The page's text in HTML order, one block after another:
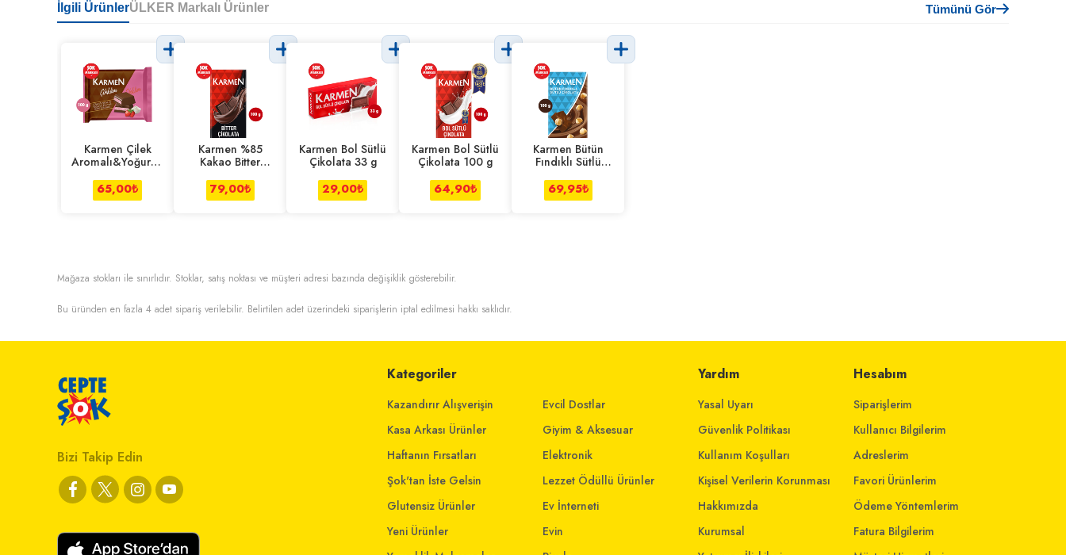
İlgili ÜrünlerÜLKER Markalı Ürünler Tümünü Gör
Karmen Çilek
Aromalı&Yoğurtlu
100 g
65,00₺
Karmen %85
Kakao Bitter
79,00₺
Karmen Bol Sütlü
Çikolata 33 g
29,00₺
Karmen Bol Sütlü
Çikolata 100 g
64,90₺
Karmen Bütün
Fındıklı Sütlü
69,95₺
Mağaza stokları ile sınırlıdır. Stoklar, satış noktası ve müşteri adresi bazında değişiklik gösterebilir.
Bu üründen en fazla 4 adet sipariş verilebilir. Belirtilen adet üzerindeki siparişlerin iptal edilmesi hakkı saklıdır.
Bizi Takip Edin
Kategoriler
Kazandırır Alışverişin
Kasa Arkası Ürünler
Haftanın Fırsatları
Şok'tan İste Gelsin
Glutensiz Ürünler
Yeni Ürünler
Evcil Dostlar
Giyim & Aksesuar
Elektronik
Lezzet Ödüllü Ürünler
Ev İnterneti
Evin
Yardım
Yasal Uyarı
Güvenlik Politikası
Kullanım Koşulları
Kişisel Verilerin Korunması
Hakkımızda
Kurumsal
Hesabım
Siparişlerim
Kullanıcı Bilgilerim
Adreslerim
Favori Ürünlerim
Ödeme Yöntemlerim
Fatura Bilgilerim